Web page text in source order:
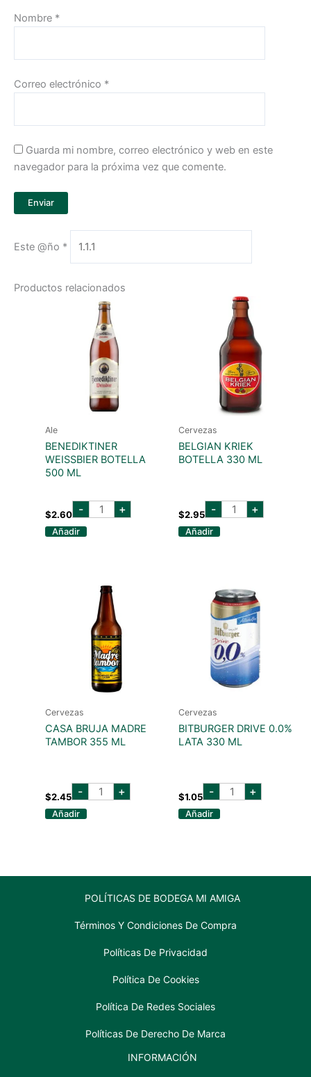
Nombre *
Correo electrónico *
Guarda mi nombre, correo electrónico y web en este
navegador para la próxima vez que comente.
Este @ño *
Productos relacionados
Ale
BENEDIKTINER
WEISSBIER BOTELLA
500 ML
$2.60 - benediktiner
weissbier
+
Añadir
Cervezas
BELGIAN KRIEK
BOTELLA 330 ML
$2.95 - belgian
kriek +
Añadir
Cervezas
CASA BRUJA MADRE
TAMBOR 355 ML
$2.45 - casa
bruja +
Añadir
Cervezas
BITBURGER DRIVE 0.0%
LATA 330 ML
$1.05 - bitburger
drive
0.0%
lata
+
Añadir
POLÍTICAS DE BODEGA MI AMIGA
Términos Y Condiciones De Compra
Políticas De Privacidad
Política De Cookies
Política De Redes Sociales
Políticas De Derecho De Marca
INFORMACIÓN